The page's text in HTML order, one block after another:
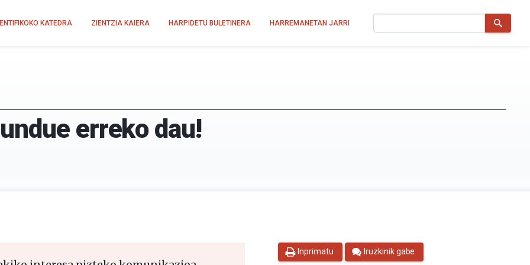
KATEDRA ZIENTZIA KAIERA HARPIDETU BULETINERA HARREMANETAN JARRI
erreko dau!
Inprimatu Iruzkinik gabe